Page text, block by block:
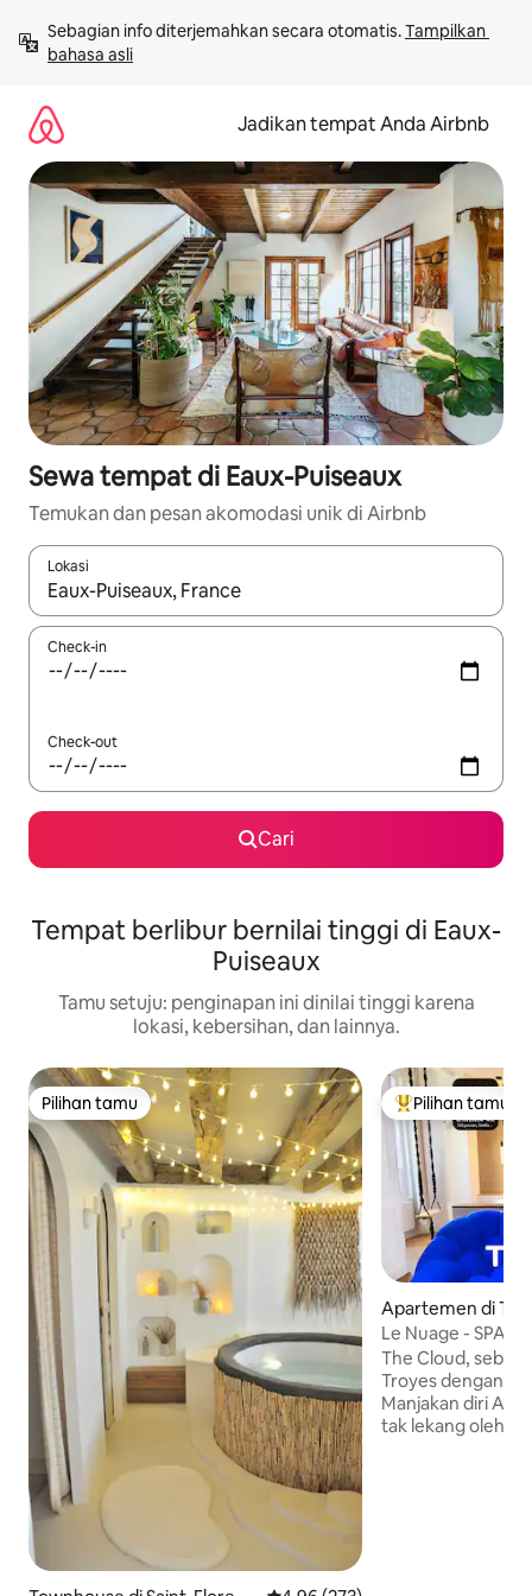
langsung
lihat
Sebagian info diterjemahkan secara otomatis. Tampilkan
bahasa asli
Jadikan tempat Anda Airbnb
Sewa tempat di Eaux-Puiseaux
Temukan dan pesan akomodasi unik di Airbnb
Lokasi
Jika hasil yang dicari tersedia, telusuri dengan tombol panah
Check-in
Check-out
Cari
Tempat berlibur bernilai tinggi di Eaux-
Puiseaux
Tamu setuju: penginapan ini dinilai tinggi karena
lokasi, kebersihan, dan lainnya.
Pilihan tamu
Pilihan tamu Pilihan tamu
Pilihan tamu
Apartemen di
Le Nuage - SPA,
Kota, Parkir
The Cloud,
Troyes dengan
Manjakan diri
tak lekang oleh